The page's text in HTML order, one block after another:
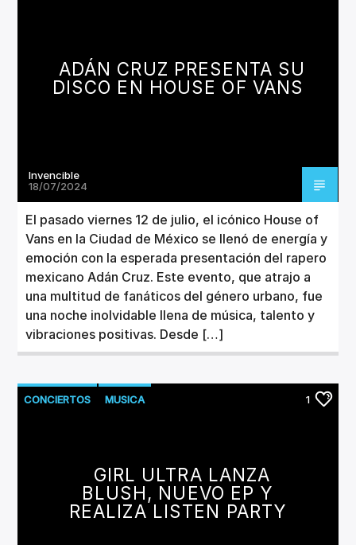
ADÁN CRUZ PRESENTA SU
DISCO EN HOUSE OF VANS
Invencible
18/07/2024
El pasado viernes 12 de julio, el icónico House of
Vans en la Ciudad de México se llenó de energía y
emoción con la esperada presentación del rapero
mexicano Adán Cruz. Este evento, que atrajo a
una multitud de fanáticos del género urbano, fue
una noche inolvidable llena de música, talento y
vibraciones positivas. Desde […]
CONCIERTOS MUSICA 1
GIRL ULTRA LANZA
BLUSH, NUEVO EP Y
REALIZA LISTEN PARTY